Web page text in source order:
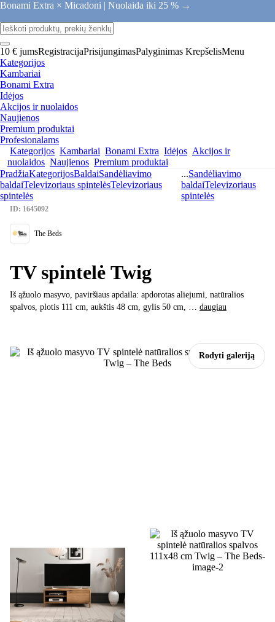
Bonami Extra × Micadoni | Nuolaida iki 25 % →
10 € jumsRegistracijaPrisijungimasPalyginimas KrepšelisMenu
Kategorijos
Kambariai
Bonami Extra
Idėjos
Akcijos ir nuolaidos
Naujienos
Premium produktai
Profesionalams
Kategorijos Kambariai Bonami Extra Idėjos Akcijos ir
nuolaidos Naujienos Premium produktai
PradžiaKategorijosBaldaiSandėliavimo
baldaiTelevizoriaus spintelėsTelevizoriaus
spintelės
...Sandėliavimo
baldaiTelevizoriaus
spintelės
Rodyti galeriją
ID: 1645092
The Beds
TV spintelė Twig
Iš ąžuolo masyvo, paviršiaus apdaila: apdorotas aliejumi, natūralios
spalvos, plotis 111 cm, aukštis 48 cm, gylis 50 cm, … daugiau